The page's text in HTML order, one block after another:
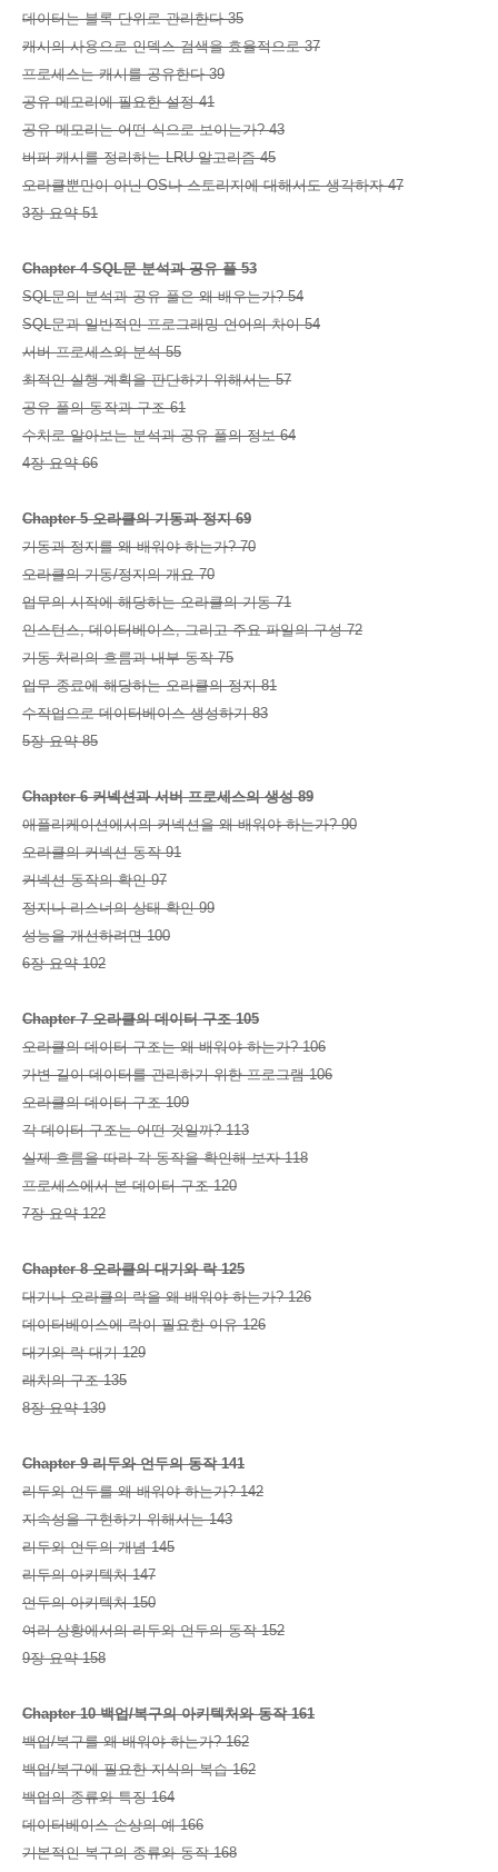
데이터는 블록 단위로 관리한다 35
캐시의 사용으로 인덱스 검색을 효율적으로 37
프로세스는 캐시를 공유한다 39
공유 메모리에 필요한 설정 41
공유 메모리는 어떤 식으로 보이는가? 43
버퍼 캐시를 정리하는 LRU 알고리즘 45
오라클뿐만이 아닌 OS나 스토리지에 대해서도 생각하자 47
3장 요약 51
Chapter 4 SQL문 분석과 공유 풀 53
SQL문의 분석과 공유 풀은 왜 배우는가? 54
SQL문과 일반적인 프로그래밍 언어의 차이 54
서버 프로세스와 분석 55
최적인 실행 계획을 판단하기 위해서는 57
공유 풀의 동작과 구조 61
수치로 알아보는 분석과 공유 풀의 정보 64
4장 요약 66
Chapter 5 오라클의 기동과 정지 69
기동과 정지를 왜 배워야 하는가? 70
오라클의 기동/정지의 개요 70
업무의 시작에 해당하는 오라클의 기동 71
인스턴스, 데이터베이스, 그리고 주요 파일의 구성 72
기동 처리의 흐름과 내부 동작 75
업무 종료에 해당하는 오라클의 정지 81
수작업으로 데이터베이스 생성하기 83
5장 요약 85
Chapter 6 커넥션과 서버 프로세스의 생성 89
애플리케이션에서의 커넥션을 왜 배워야 하는가? 90
오라클의 커넥션 동작 91
커넥션 동작의 확인 97
정지나 리스너의 상태 확인 99
성능을 개선하려면 100
6장 요약 102
Chapter 7 오라클의 데이터 구조 105
오라클의 데이터 구조는 왜 배워야 하는가? 106
가변 길이 데이터를 관리하기 위한 프로그램 106
오라클의 데이터 구조 109
각 데이터 구조는 어떤 것일까? 113
실제 흐름을 따라 각 동작을 확인해 보자 118
프로세스에서 본 데이터 구조 120
7장 요약 122
Chapter 8 오라클의 대기와 락 125
대기나 오라클의 락을 왜 배워야 하는가? 126
데이터베이스에 락이 필요한 이유 126
대기와 락 대기 129
래치의 구조 135
8장 요약 139
Chapter 9 리두와 언두의 동작 141
리두와 언두를 왜 배워야 하는가? 142
지속성을 구현하기 위해서는 143
리두와 언두의 개념 145
리두의 아키텍처 147
언두의 아키텍처 150
여러 상황에서의 리두와 언두의 동작 152
9장 요약 158
Chapter 10 백업/복구의 아키텍처와 동작 161
백업/복구를 왜 배워야 하는가? 162
백업/복구에 필요한 지식의 복습 162
백업의 종류와 특징 164
데이터베이스 손상의 예 166
기본적인 복구의 종류와 동작 168